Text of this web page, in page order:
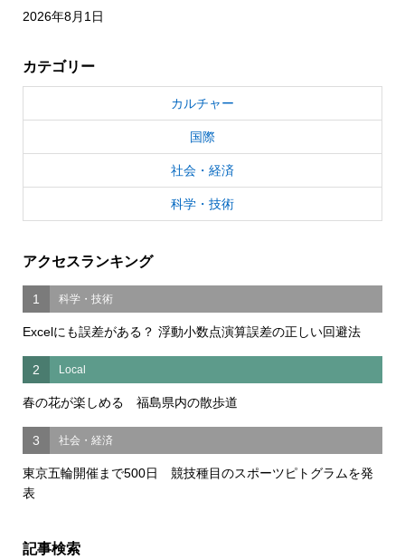
2026年8月1日
カテゴリー
カルチャー
国際
社会・経済
科学・技術
アクセスランキング
1 科学・技術
Excelにも誤差がある？ 浮動小数点演算誤差の正しい回避法
2 Local
春の花が楽しめる 福島県内の散歩道
3 社会・経済
東京五輪開催まで500日 競技種目のスポーツピトグラムを発
表
記事検索